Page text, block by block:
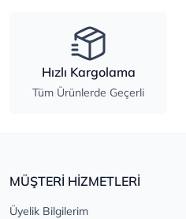
Hızlı Kargolama
Tüm Ürünlerde Geçerli
MÜŞTERİ HİZMETLERİ
Üyelik Bilgilerim